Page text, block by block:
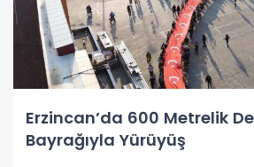
Erzincan’da 600 Metrelik
Bayrağıyla Yürüyüş